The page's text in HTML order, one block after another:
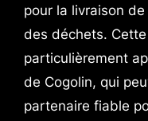
pour la livraison de
des déchets.
particulièrement
de Cogolin, qui
partenaire fiable